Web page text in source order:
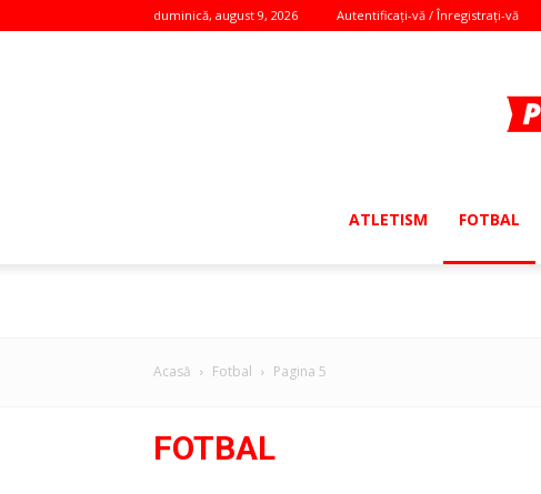
duminică, august 9, 2026 Autentificați-vă / Înregistrați-vă
ATLETISM FOTBAL
Acasă Fotbal Pagina 5
FOTBAL